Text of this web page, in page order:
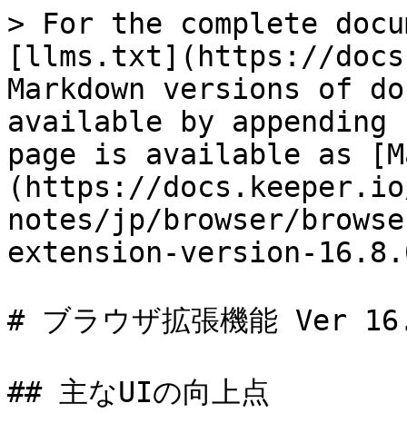
> For the complete
[llms.txt](https://
Markdown versions of
available by
page is available as
(https://
notes/jp/browser/
extension-version-
# ブラウザ拡張機能 Ver
## 主なUIの向上点